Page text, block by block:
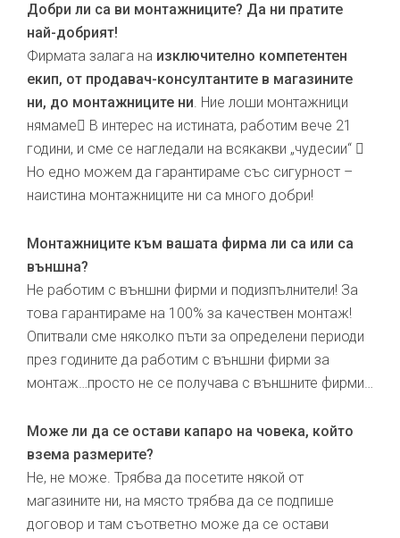
Добри ли са ви монтажниците? Да ни пратите
най-добрият!
Фирмата залага на изключително компетентен
екип, от продавач-консултантите в магазините
ни, до монтажниците ни. Ние лоши монтажници
нямаме В интерес на истината, работим вече 21
години, и сме се нагледали на всякакви „чудесии“ 
Но едно можем да гарантираме със сигурност –
наистина монтажниците ни са много добри!
Монтажниците към вашата фирма ли са или са
външна?
Не работим с външни фирми и подизпълнители! За
това гарантираме на 100% за качествен монтаж!
Опитвали сме няколко пъти за определени периоди
през годините да работим с външни фирми за
монтаж…просто не се получава с външните фирми…
Може ли да се остави капаро на човека, който
взема размерите?
Не, не може. Трябва да посетите някой от
магазините ни, на място трябва да се подпише
договор и там съответно може да се остави